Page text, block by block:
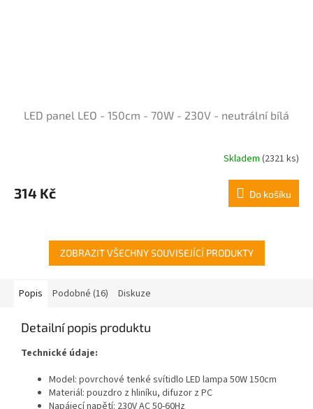
LED panel LEO - 150cm - 70W - 230V - neutrální bílá
produktu
je
Skladem(2321 ks)
314 Kč Do košíku
ZOBRAZIT VŠECHNY SOUVISEJÍCÍ PRODUKTY
Popis Podobné (16) Diskuze
Detailní popis produktu
Technické údaje:
Model: povrchové tenké svítidlo LED lampa 50W 150cm
Materiál: pouzdro z hliníku, difuzor z PC
Napájecí napětí: 230V AC 50-60Hz